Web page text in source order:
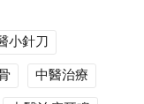
小針刀
中醫治療